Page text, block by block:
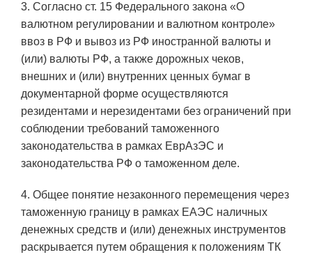
3. Согласно ст. 15 Федерального закона «О
валютном регулировании и валютном контроле»
ввоз в РФ и вывоз из РФ иностранной валюты и
(или) валюты РФ, а также дорожных чеков,
внешних и (или) внутренних ценных бумаг в
документарной форме осуществляются
резидентами и нерезидентами без ограничений при
соблюдении требований таможенного
законодательства в рамках ЕврАзЭС и
законодательства РФ о таможенном деле.
4. Общее понятие незаконного перемещения через
таможенную границу в рамках ЕАЭС наличных
денежных средств и (или) денежных инструментов
раскрывается путем обращения к положениям ТК